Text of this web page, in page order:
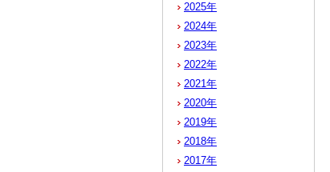
2025年
2024年
2023年
2022年
2021年
2020年
2019年
2018年
2017年